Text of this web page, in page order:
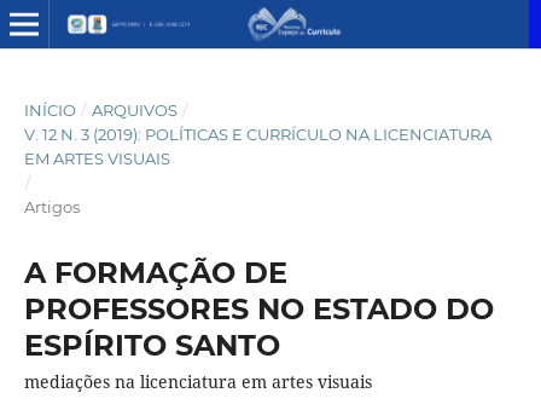
INÍCIO / ARQUIVOS /
V. 12 N. 3 (2019): POLÍTICAS E CURRÍCULO NA LICENCIATURA
EM ARTES VISUAIS
/
Artigos
A FORMAÇÃO DE
PROFESSORES NO ESTADO DO
ESPÍRITO SANTO
mediações na licenciatura em artes visuais